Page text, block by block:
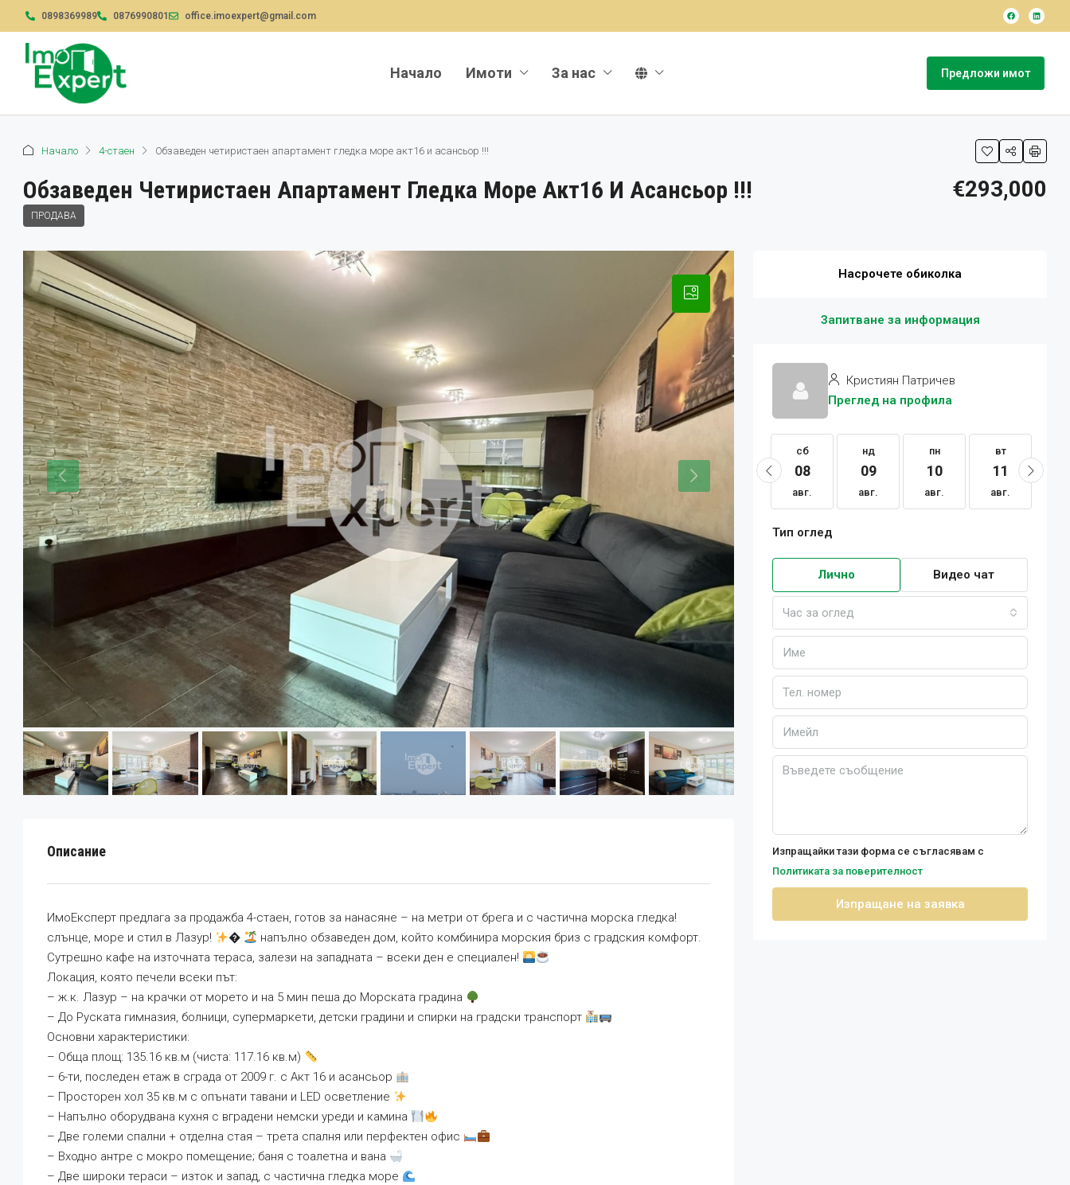
0898369989 0876990801 office.imoexpert@gmail.com
Начало Имоти За нас Предложи имот
Начало 4-стаен Обзаведен четиристаен апартамент гледка море акт16 и асансьор !!!
Обзаведен Четиристаен Апартамент Гледка Море Акт16 И Асансьор !!!
ПРОДАВА
€293,000
Описание
ИмоЕксперт предлага за продажба 4-стаен, готов за нанасяне – на метри от брега и с частична морска гледка!
слънце, море и стил в Лазур!
�
напълно обзаведен дом, който комбинира морския бриз с градския комфорт.
Сутрешно кафе на източната тераса, залези на западната – всеки ден е специален!
Локация, която печели всеки път:
– ж.к. Лазур – на крачки от морето и на 5 мин пеша до Морската градина
– До Руската гимназия, болници, супермаркети, детски градини и спирки на градски транспорт
Основни характеристики:
– Обща площ: 135.16 кв.м (чиста: 117.16 кв.м)
– 6-ти, последен етаж в сграда от 2009 г. с Акт 16 и асансьор
– Просторен хол 35 кв.м с опънати тавани и LED осветление
– Напълно оборудвана кухня с вградени немски уреди и камина
– Две големи спални + отделна стая – трета спалня или перфектен офис
– Входно антре с мокро помещение; баня с тоалетна и вана
– Две широки тераси – изток и запад, с частична гледка море
Насрочете обиколка
Запитване за информация
Кристиян Патричев
Преглед на профила
ср
19
авг. авг.
сб
08
авг.
нд
09
авг.
пн
10
авг.
вт
11
авг.
Тип оглед
Лично Видео чат
Час за оглед
Изпращайки тази форма се съгласявам с
Политиката за поверителност
Изпращане на заявка